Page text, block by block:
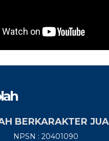
BERKARAKTER
NPSN : 20401090